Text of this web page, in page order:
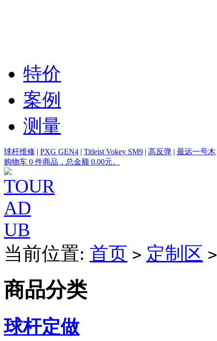
特价
案例
测量
球杆维修 | PXG GEN4 | Titleist Vokey SM9 | 高反弹 | 最远一号木
购物车 0 件商品，总金额 0.00元。
当前位置: 首页 > 定制区 >
商品分类
球杆定做